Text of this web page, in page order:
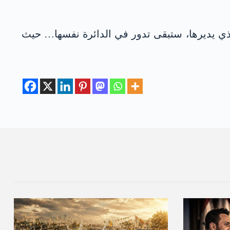
يديرها، ستبقى تدور في الدائرة نفسها… حيث